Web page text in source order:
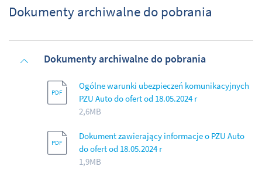
Dokumenty archiwalne do pobrania
Dokumenty archiwalne do pobrania
Ogólne warunki ubezpieczeń komunikacyjnych
PZU Auto do ofert od 18.05.2024 r
2,6MB
Dokument zawierający informacje o PZU Auto
do ofert od 18.05.2024 r
1,9MB